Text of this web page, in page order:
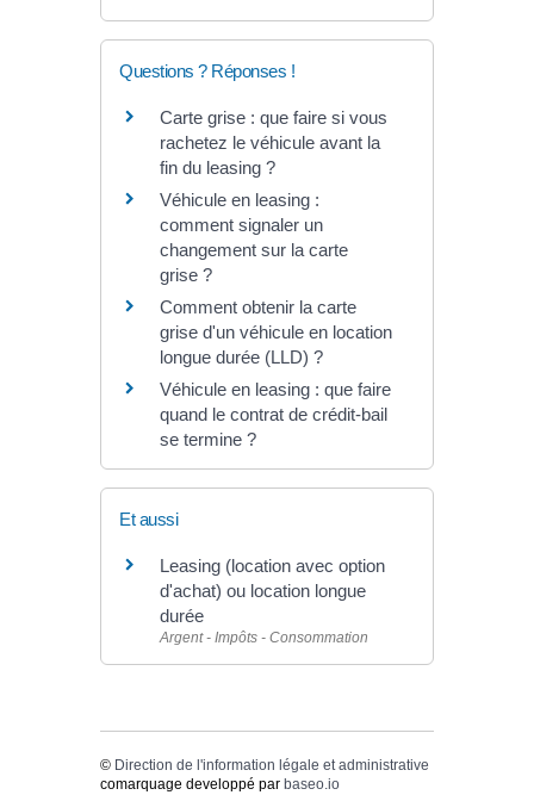
Questions ? Réponses !
Carte grise : que faire si vous
rachetez le véhicule avant la
fin du leasing ?
Véhicule en leasing :
comment signaler un
changement sur la carte
grise ?
Comment obtenir la carte
grise d'un véhicule en location
longue durée (LLD) ?
Véhicule en leasing : que faire
quand le contrat de crédit-bail
se termine ?
Et aussi
Leasing (location avec option
d'achat) ou location longue
durée
Argent - Impôts - Consommation
© Direction de l'information légale et administrative
comarquage developpé par baseo.io